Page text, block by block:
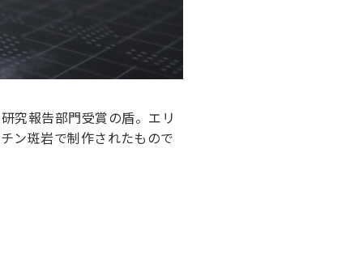
究報告部門受賞の盾。エリ
ン斑岩で制作されたもので